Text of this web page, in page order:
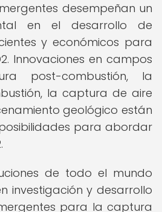
desempeñan un
en el desarrollo de
y económicos para
Innovaciones en campos
post-combustión, la
la captura de aire
geológico están
para abordar
de todo el mundo
investigación y desarrollo
para la captura